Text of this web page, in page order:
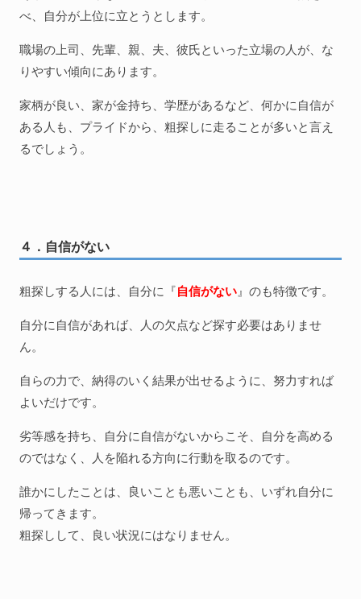
べ、自分が上位に立とうとします。
職場の上司、先輩、親、夫、彼氏といった立場の人が、な
りやすい傾向にあります。
家柄が良い、家が金持ち、学歴があるなど、何かに自信が
ある人も、プライドから、粗探しに走ることが多いと言え
るでしょう。
４．自信がない
粗探しする人には、自分に『自信がない』のも特徴です。
自分に自信があれば、人の欠点など探す必要はありませ
ん。
自らの力で、納得のいく結果が出せるように、努力すれば
よいだけです。
劣等感を持ち、自分に自信がないからこそ、自分を高める
のではなく、人を陥れる方向に行動を取るのです。
誰かにしたことは、良いことも悪いことも、いずれ自分に
帰ってきます。
粗探しして、良い状況にはなりません。